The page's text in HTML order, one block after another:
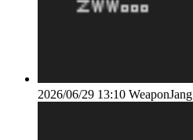
2026/06/29 13:10 WeaponJang